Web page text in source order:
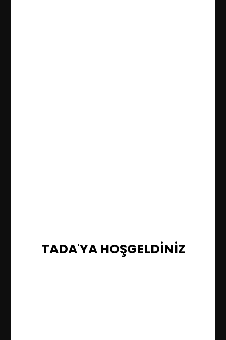
TADA'YA HOŞGELDİNİZ